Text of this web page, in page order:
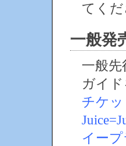
てく
一般発
一般
ガイ
チケ
イープ